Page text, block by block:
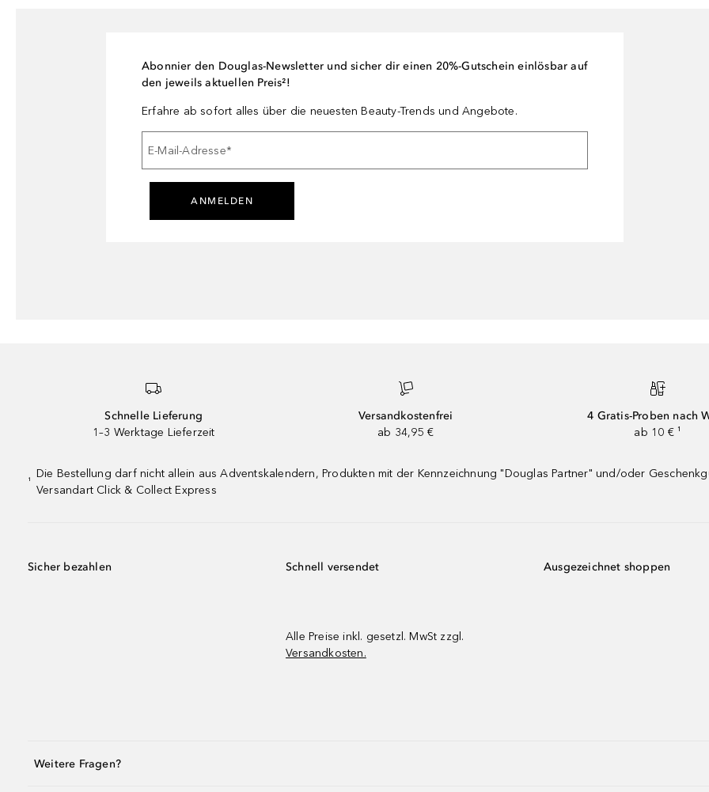
Abonnier den Douglas-Newsletter und sicher dir einen 20%-Gutschein einlösbar auf
den jeweils aktuellen Preis²!
Erfahre ab sofort alles über die neuesten Beauty-Trends und Angebote.
E-Mail-Adresse*
ANMELDEN
Schnelle Lieferung
1–3 Werktage Lieferzeit
Versandkostenfrei
ab 34,95 €
4 Gratis-Proben nach
ab 10 € ¹
¹
Die Bestellung darf nicht allein aus Adventskalendern, Produkten mit der Kennzeichnung "Douglas Partner" und/oder
Versandart Click & Collect Express
Sicher bezahlen Schnell versendet
Alle Preise inkl. gesetzl. MwSt zzgl.
Versandkosten.
Ausgezeichnet shoppen
Weitere Fragen?